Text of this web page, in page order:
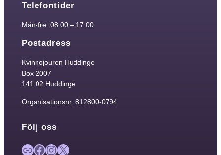
Telefontider
Mån-fre: 08.00 – 17.00
Postadress
Kvinnojouren Huddinge
Box 2007
141 02 Huddinge
Organisationsnr: 812800-0794
Följ oss
Länk Facebook InstagramX